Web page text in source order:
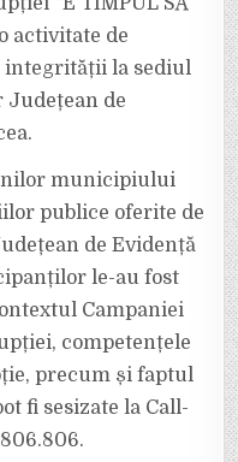
PREVENIRE
,,E
TIMPUL
CEVA”
activitate de
integrității la sediul
de
municipiului
publice oferite de
de Evidență
le-au fost
Campaniei
competențele
precum și faptul
fi sesizate la Call-